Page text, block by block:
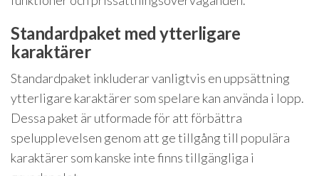
Standardpaket med ytterligare
karaktärer
Standardpaket inkluderar vanligtvis en uppsättning
ytterligare karaktärer som spelare kan använda i lopp.
Dessa paket är utformade för att förbättra
spelupplevelsen genom att ge tillgång till populära
karaktärer som kanske inte finns tillgängliga i